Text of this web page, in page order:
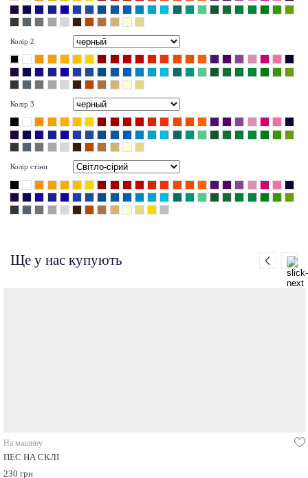
Колір 2
Колір 3
Колір стіни
Ще у нас купують
На машину
ПЕС НА СКЛІ
230 грн